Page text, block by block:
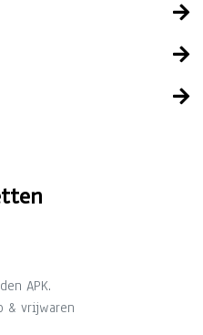
APK.
& vrijwaren